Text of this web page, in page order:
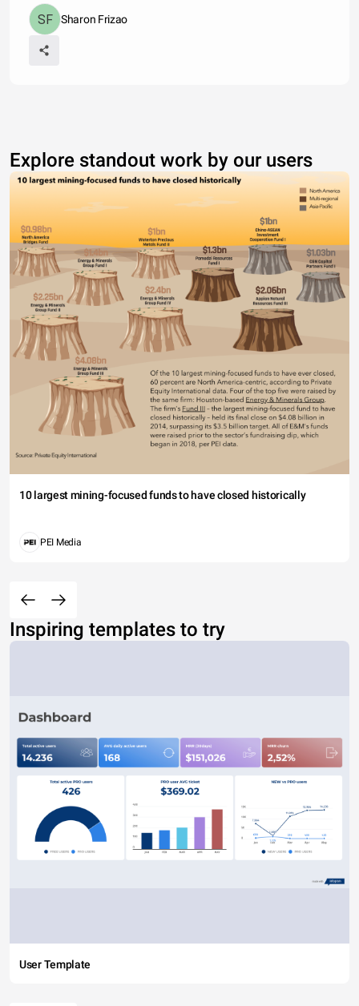
Sharon Frizao
Explore standout work by our users
10 largest mining-focused funds to have closed historically
PEI Media
Inspiring templates to try
User Template